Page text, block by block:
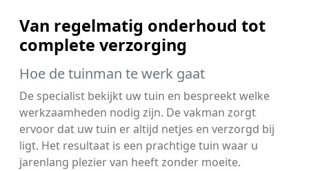
Van regelmatig onderhoud tot
complete verzorging
Hoe de tuinman te werk gaat
De specialist bekijkt uw tuin en bespreekt welke
werkzaamheden nodig zijn. De vakman zorgt
ervoor dat uw tuin er altijd netjes en verzorgd bij
ligt. Het resultaat is een prachtige tuin waar u
jarenlang plezier van heeft zonder moeite.